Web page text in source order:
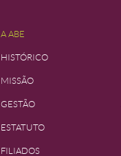
A ABE
HISTÓRICO
MISSÃO
GESTÃO
ESTATUTO
FILIADOS